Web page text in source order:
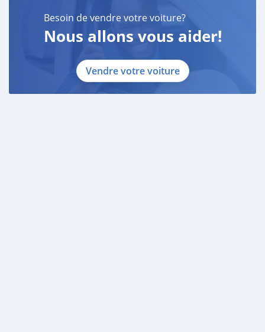
Besoin de vendre votre voiture?
Nous allons vous aider!
Vendre votre voiture